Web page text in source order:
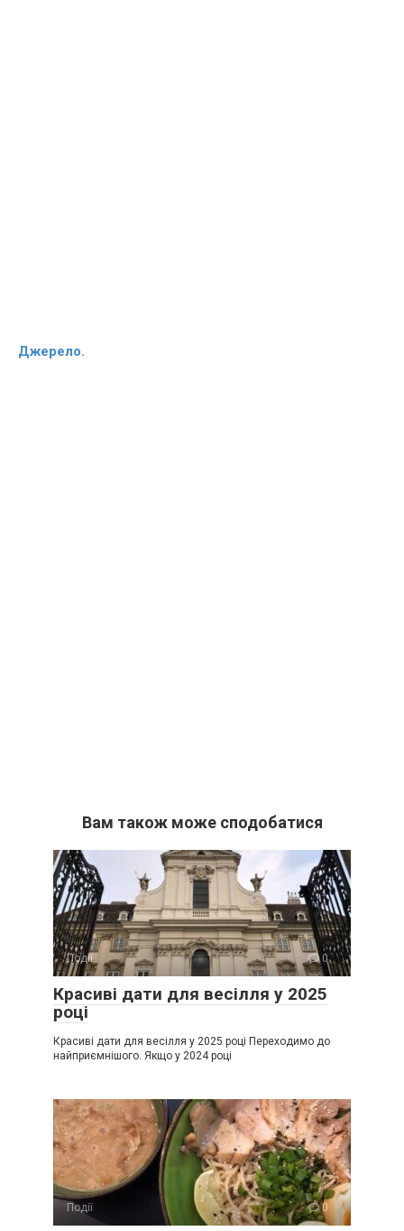
Джерело.
Вам також може сподобатися
Події 0
Красиві дати для весілля у 2025
році
Красиві дати для весілля у 2025 році Переходимо до
найприємнішого. Якщо у 2024 році
Події 0